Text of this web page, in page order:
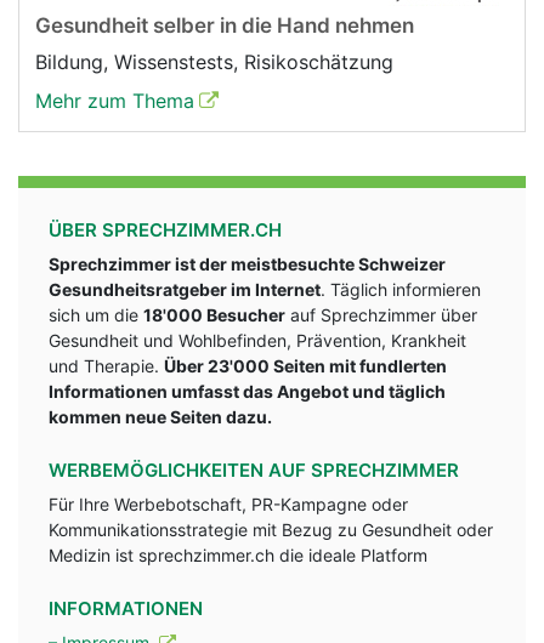
Gesundheit selber in die Hand nehmen
Bildung, Wissenstests, Risikoschätzung
Mehr zum Thema
ÜBER SPRECHZIMMER.CH
Sprechzimmer ist der meistbesuchte Schweizer
Gesundheitsratgeber im Internet. Täglich informieren
sich um die 18'000 Besucher auf Sprechzimmer über
Gesundheit und Wohlbefinden, Prävention, Krankheit
und Therapie. Über 23'000 Seiten mit fundlerten
Informationen umfasst das Angebot und täglich
kommen neue Seiten dazu.
WERBEMÖGLICHKEITEN AUF SPRECHZIMMER
Für Ihre Werbebotschaft, PR-Kampagne oder
Kommunikationsstrategie mit Bezug zu Gesundheit oder
Medizin ist sprechzimmer.ch die ideale Platform
INFORMATIONEN